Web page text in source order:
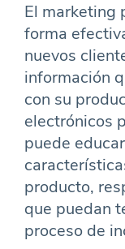
El marketing
forma
nuevos
información
con su
electrónicos
puede
producto,
que puedan
proceso de